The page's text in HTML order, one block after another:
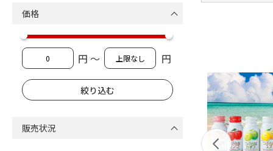
価格
円 ～ 円
販売状況